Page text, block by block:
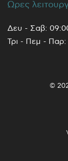
Ωρες
Δευ - Σαβ:
Τρι - Πεμ - Παρ:
©